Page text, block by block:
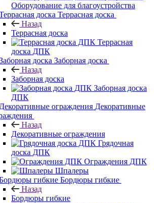
Оборудование для благоустройства
Террасная доска
Назад
Террасная доска
Террасная
доска ДПК
Заборная доска
Назад
Заборная доска
Заборная доска
ДПК
Декоративные
Назад
Декоративные ограждения
Грядочная
доска ДПК
Ограждения ДПК
Шпалеры
Бордюры гибкие
Назад
Бордюры гибкие